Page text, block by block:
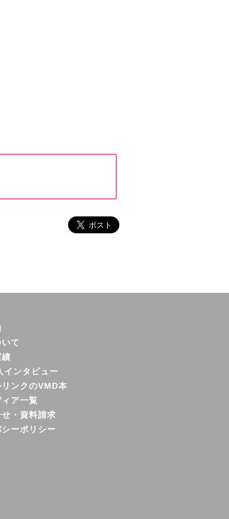
て
インタビュー
ンクのVMD本
ア一覧
・資料請求
ーポリシー